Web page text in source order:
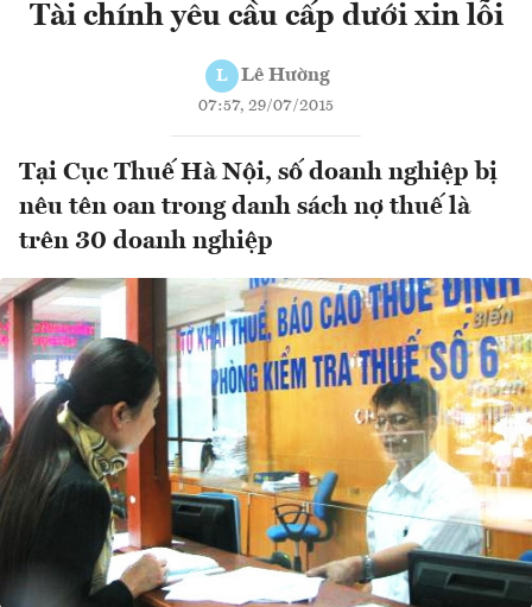
Tài chính yêu cầu cấp dưới xin lỗi
L Lê Hường
07:57, 29/07/2015
Tại Cục Thuế Hà Nội, số doanh nghiệp bị
nêu tên oan trong danh sách nợ thuế là
trên 30 doanh nghiệp